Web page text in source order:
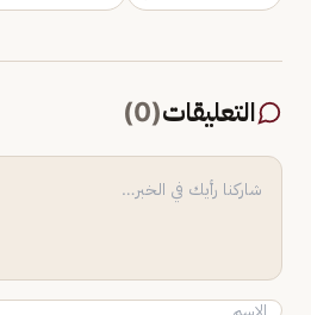
التعليقات(
0
)